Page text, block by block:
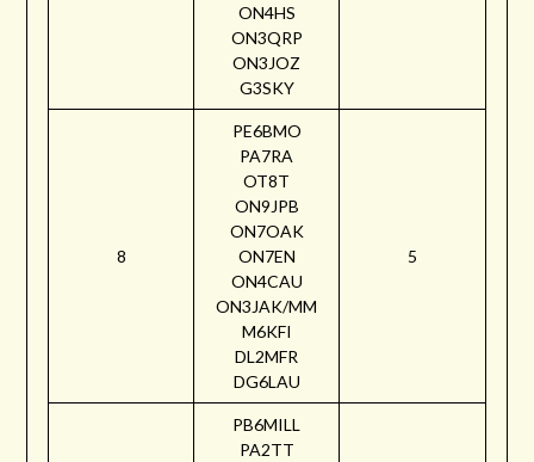
ON4HS
ON3QRP
ON3JOZ
G3SKY
8
PE6BMO
PA7RA
OT8T
ON9JPB
ON7OAK
ON7EN
ON4CAU
ON3JAK/MM
M6KFI
DL2MFR
DG6LAU
5
PB6MILL
PA2TT